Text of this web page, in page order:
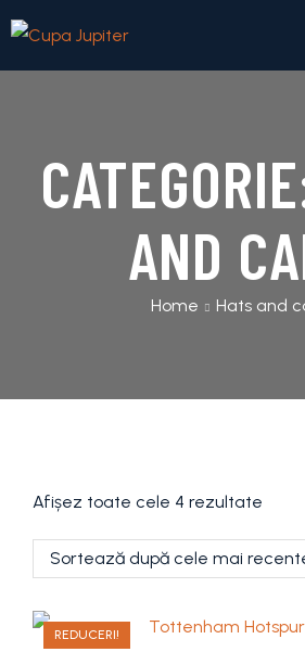
AND
Home Hats and
Afișez toate cele 4 rezultate
REDUCERI!